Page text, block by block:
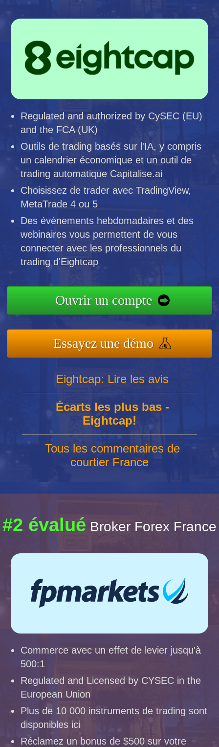
Regulated and authorized by CySEC (EU)
and the FCA (UK)
Outils de trading basés sur l'IA, y compris
un calendrier économique et un outil de
trading automatique Capitalise.ai
Choisissez de trader avec TradingView,
MetaTrade 4 ou 5
Des événements hebdomadaires et des
webinaires vous permettent de vous
connecter avec les professionnels du
trading d'Eightcap
Ouvrir un compte
Essayez une démo
Eightcap: Lire les avis
Écarts les plus bas -
Eightcap!
Tous les commentaires de
courtier France
#2 évalué Broker Forex France
Commerce avec un effet de levier jusqu'à
500:1
Regulated and Licensed by CYSEC in the
European Union
Plus de 10 000 instruments de trading sont
disponibles ici
Réclamez un bonus de $500 sur votre